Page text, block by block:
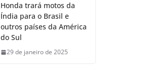
Honda trará motos da
Índia para o Brasil e
outros países da América
do Sul
29 de janeiro de 2025